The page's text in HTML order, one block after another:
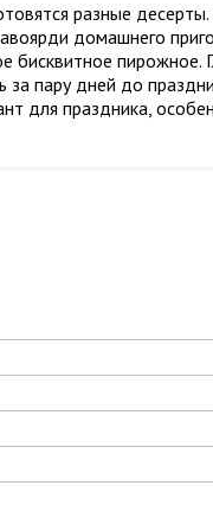
разные
домашнего
бисквитное пирожное.
пару дней до
для праздника,